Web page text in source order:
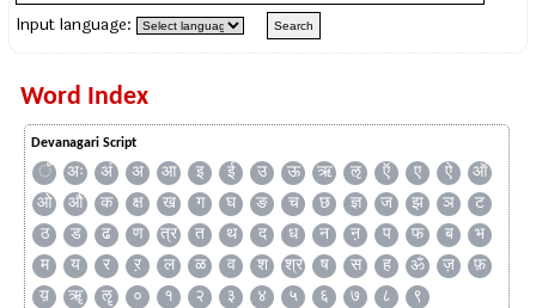
Input language:
Word Index
Devanagari Script
ँ अः अं अ आ इ ई उ ऊ ऋ ऌ ऍ ए ऐ
ऑ
ओ
औ क क्ष ख ग घ ङ च छ ज्ञ ज झ ञ
ट
ठ
ड ढ ण त्र त थ द ध न ऩ प फ ब
भ
म
य र ऱ ल ळ व श श्र ष स ह ॐ ज़
फ़
य़
ॠ ॡ ० १ २ ३ ४ ५ ६ ७ ८ ९